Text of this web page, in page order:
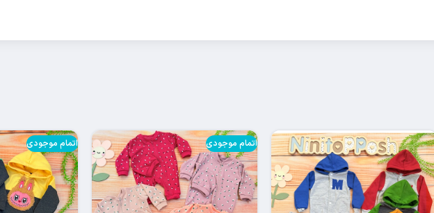
اتمام موجودی اتمام موجودی